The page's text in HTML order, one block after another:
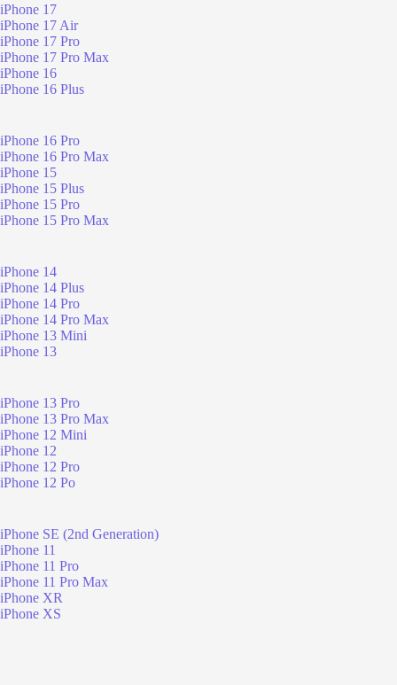
iPhone 17
iPhone 17 Air
iPhone 17 Pro
iPhone 17 Pro Max
iPhone 16
iPhone 16 Plus
iPhone 16 Pro
iPhone 16 Pro Max
iPhone 15
iPhone 15 Plus
iPhone 15 Pro
iPhone 15 Pro Max
iPhone 14
iPhone 14 Plus
iPhone 14 Pro
iPhone 14 Pro Max
iPhone 13 Mini
iPhone 13
iPhone 13 Pro
iPhone 13 Pro Max
iPhone 12 Mini
iPhone 12
iPhone 12 Pro
iPhone 12 Po
iPhone SE (2nd Generation)
iPhone 11
iPhone 11 Pro
iPhone 11 Pro Max
iPhone XR
iPhone XS